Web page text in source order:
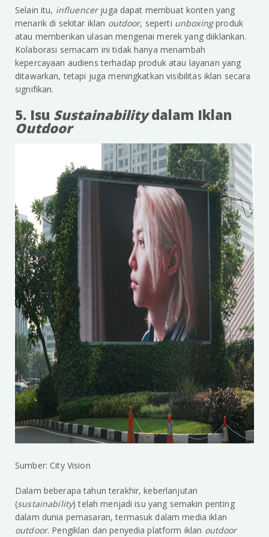
Selain itu, influencerjuga dapat membuat konten yang
menarik di sekitar iklan outdoor, seperti unboxingproduk
atau memberikan ulasan mengenai merek yang diiklankan.
Kolaborasi semacam ini tidak hanya menambah
kepercayaan audiens terhadap produk atau layanan yang
ditawarkan, tetapi juga meningkatkan visibilitas iklan secara
signifikan.
5. Isu Sustainabilitydalam Iklan
Outdoor
Sumber: City Vision
Dalam beberapa tahun terakhir, keberlanjutan
(sustainability) telah menjadi isu yang semakin penting
dalam dunia pemasaran, termasuk dalam media iklan
outdoor. Pengiklan dan penyedia platform iklan outdoor